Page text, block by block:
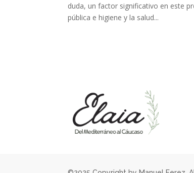
duda, un factor significativo en este
pública e higiene y la salud...